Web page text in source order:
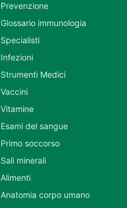
Prevenzione
Glossario immunologia
Specialisti
Infezioni
Strumenti Medici
Vaccini
Vitamine
Esami del sangue
Primo soccorso
Sali minerali
Alimenti
Anatomia corpo umano